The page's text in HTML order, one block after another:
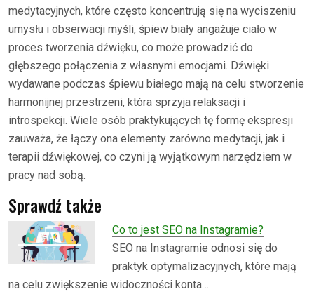
medytacyjnych, które często koncentrują się na wyciszeniu
umysłu i obserwacji myśli, śpiew biały angażuje ciało w
proces tworzenia dźwięku, co może prowadzić do
głębszego połączenia z własnymi emocjami. Dźwięki
wydawane podczas śpiewu białego mają na celu stworzenie
harmonijnej przestrzeni, która sprzyja relaksacji i
introspekcji. Wiele osób praktykujących tę formę ekspresji
zauważa, że łączy ona elementy zarówno medytacji, jak i
terapii dźwiękowej, co czyni ją wyjątkowym narzędziem w
pracy nad sobą.
Sprawdź także
Co to jest SEO na Instagramie?
SEO na Instagramie odnosi się do
praktyk optymalizacyjnych, które mają
na celu zwiększenie widoczności konta…